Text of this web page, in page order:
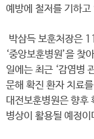
예방에 철저를 기하
박삼득 보훈처장은
‘중앙보훈병원’을
일에는 최근 ‘감염병
문해 확진 환자 치료
대전보훈병원은 향후
병상이 활용될 예정이